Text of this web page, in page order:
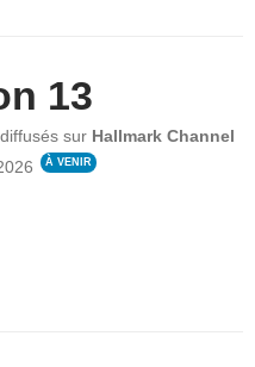
13
diffusés sur Hallmark Channel
À VENIR